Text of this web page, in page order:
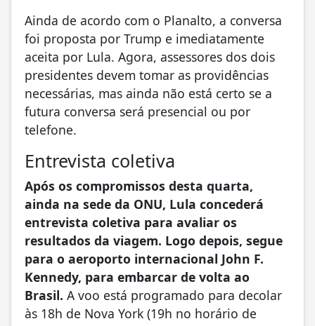
Ainda de acordo com o Planalto, a conversa
foi proposta por Trump e imediatamente
aceita por Lula. Agora, assessores dos dois
presidentes devem tomar as providências
necessárias, mas ainda não está certo se a
futura conversa será presencial ou por
telefone.
Entrevista coletiva
Após os compromissos desta quarta,
ainda na sede da ONU, Lula concederá
entrevista coletiva para avaliar os
resultados da viagem. Logo depois, segue
para o aeroporto internacional John F.
Kennedy, para embarcar de volta ao
Brasil. A voo está programado para decolar
às 18h de Nova York (19h no horário de